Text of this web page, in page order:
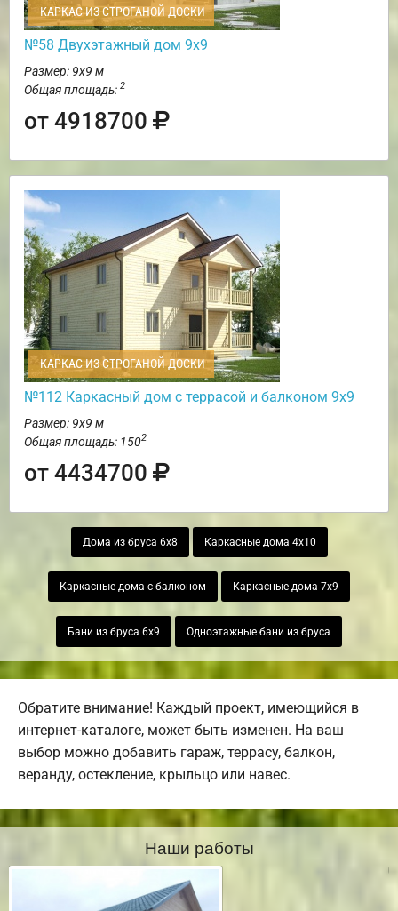
КАРКАС ИЗ СТРОГАНОЙ ДОСКИ
№58 Двухэтажный дом 9х9
Размер: 9х9 м
Общая площадь: 2
от 4918700
КАРКАС ИЗ СТРОГАНОЙ ДОСКИ
№112 Каркасный дом с террасой и балконом 9х9
Размер: 9х9 м
Общая площадь: 1502
от 4434700
Дома из бруса 6х8 Каркасные дома 4х10
Каркасные дома с балконом Каркасные дома 7х9
Бани из бруса 6х9 Одноэтажные бани из бруса
Обратите внимание! Каждый проект, имеющийся в
интернет-каталоге, может быть изменен. На ваш
выбор можно добавить гараж, террасу, балкон,
веранду, остекление, крыльцо или навес.
Наши работы